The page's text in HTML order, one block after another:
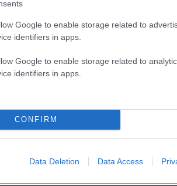
Google to enable storage related to
identifiers in apps.
Google to enable storage related to
identifiers in apps.
CONFIRM
Data Deletion Data Access
μια συσκευή σχεδιασμένη για
ισχυρές εμπειρίες
διαισθητικές. Η premium
που λειτουργεί με moto ai